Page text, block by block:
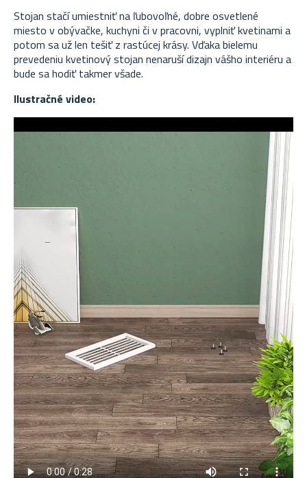
Stojan stačí umiestniť na ľubovoľné, dobre osvetlené
miesto v obývačke, kuchyni či v pracovni, vyplniť kvetinami a
potom sa už len tešiť z rastúcej krásy. Vďaka bielemu
prevedeniu kvetinový stojan nenaruší dizajn vášho interiéru a
bude sa hodiť takmer všade.
Ilustračné video: